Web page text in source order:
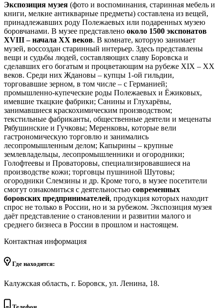
Экспозиция музея (фото и воспоминания, старинная мебель и
книги, мелкие антикварные предметы) составлена из вещей,
принадлежавших роду Полежаевых или подаренных музею
боровчанами. В музее представлено около 1500 экспонатов
XVIII – начала XX веков. В комнате, которую занимает
музей, воссоздан старинный интерьер. Здесь представлены
вещи и судьбы людей, составляющих славу Боровска и
сделавших его богатым и процветающим на рубеже XIX – XX
веков. Среди них Ждановы – купцы 1-ой гильдии,
торговавшие зерном, в том числе – с Германией;
промышленно-купеческие роды Полежаевых и Ёжиковых,
имевшие ткацкие фабрики; Санины и Глухарёвы,
занимавшиеся краскохимическим производством;
текстильные фабриканты, общественные деятели и меценаты
Рябушинские и Гучковы; Меренковы, которые вели
гастрономическую торговлю и занимались
лесопромышленным делом; Капырины – крупные
землевладельцы, лесопромышленники и огородники;
Голофтеевы и Проваторовы, специализировавшиеся на
производстве кожи; торговцы пушниной Шутовы;
огородники Слемзины и др. Кроме того, в музее посетители
смогут ознакомиться с деятельностью современных
боровских предпринимателей, продукция которых находит
спрос не только в России, но и за рубежом. Экспозиция музея
даёт представление о становлении и развитии малого и
среднего бизнеса в России в прошлом и настоящем.
Контактная информация
Где находится:
Калужская область, г. Боровск, ул. Ленина, 18.